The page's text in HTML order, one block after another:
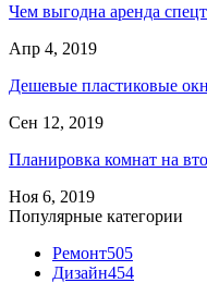
Чем выгодна аренда
Апр 4, 2019
Дешевые пластиковые
Сен 12, 2019
Планировка комнат на
Ноя 6, 2019
Популярные категории
Ремонт505
Дизайн454